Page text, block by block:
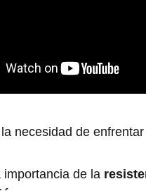
necesidad de
importancia de la